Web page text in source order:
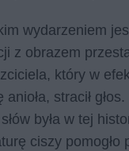
wydarzeniem
z obrazem
który w
stracił głos.
była w tej
ciszy pomogło